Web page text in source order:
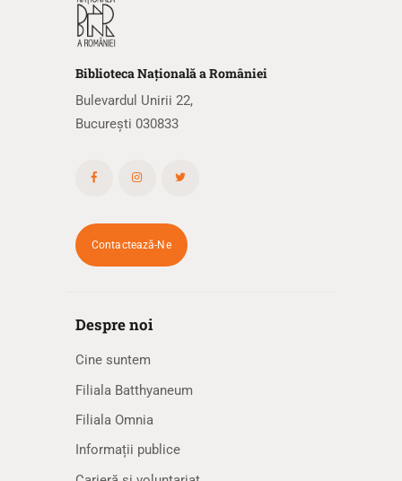
BibliotecaNaționalăa României
Bulevardul Unirii 22,
București 030833
Contactează-Ne
Despre noi
Cine suntem
Filiala Batthyaneum
Filiala Omnia
Informații publice